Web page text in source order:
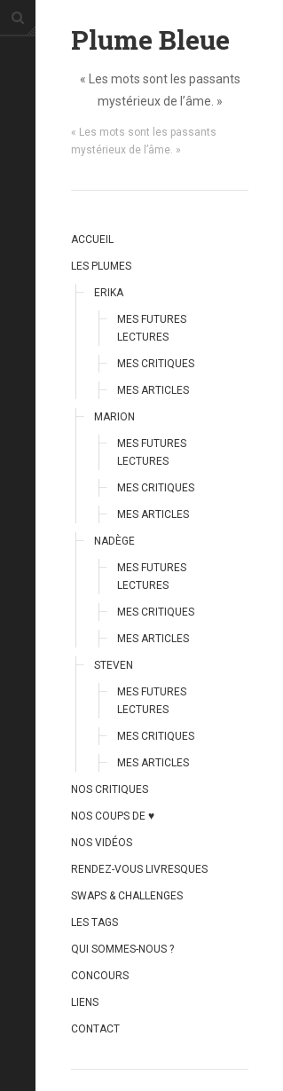
Plume Bleue
« Les mots sont les passants
mystérieux de l’âme. »
« Les mots sont les passants
mystérieux de l’âme. »
ACCUEIL
LES PLUMES
ERIKA
MES FUTURES
LECTURES
MES CRITIQUES
MES ARTICLES
MARION
MES FUTURES
LECTURES
MES CRITIQUES
MES ARTICLES
NADÈGE
MES FUTURES
LECTURES
MES CRITIQUES
MES ARTICLES
STEVEN
MES FUTURES
LECTURES
MES CRITIQUES
MES ARTICLES
NOS CRITIQUES
NOS COUPS DE ♥
NOS VIDÉOS
RENDEZ-VOUS LIVRESQUES
SWAPS & CHALLENGES
LES TAGS
QUI SOMMES-NOUS ?
CONCOURS
LIENS
CONTACT